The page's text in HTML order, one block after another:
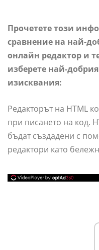
Прочетете този
сравнение на най-
онлайн редактор и
изберете най-
изисквания:
Редакторът на HTML
при писането на код.
бъдат създадени с
редактори като